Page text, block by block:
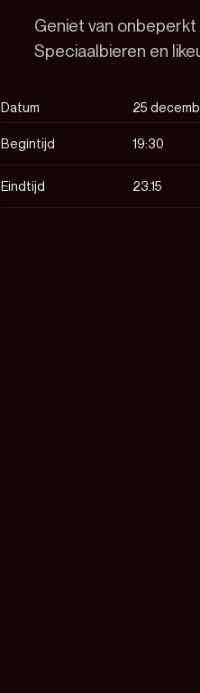
Geniet van onbeperkt
Speciaalbieren en
Datum 25
Begintijd 19:30
Eindtijd 23.15